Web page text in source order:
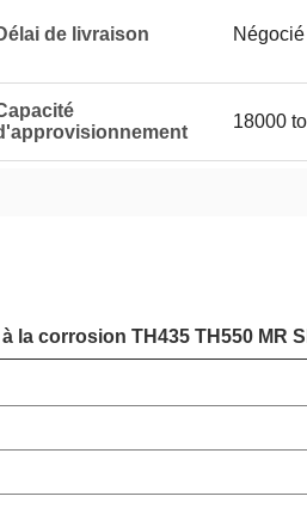
de livraison Négocié
18000
la corrosion TH435 TH550 MR